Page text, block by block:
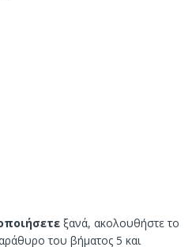
ξανά, ακολουθήστε το
του βήματος 5 και